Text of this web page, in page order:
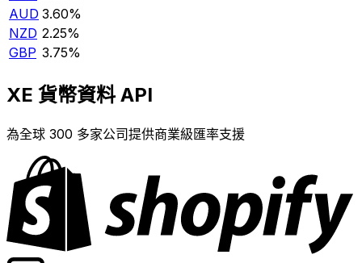
AUD 3.60%
NZD 2.25%
GBP 3.75%
XE 貨幣資料 API
為全球 300 多家公司提供商業級匯率支援